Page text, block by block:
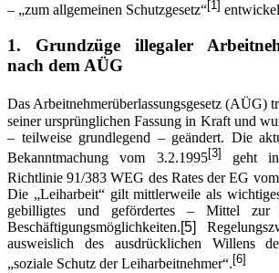
– „zum allgemeinen Schutzgesetz“[1]
1. Grundzüge illegaler
nach dem AÜG
Das Arbeitnehmerüberlassungsgesetz (AÜG)
seiner ursprünglichen Fassung in Kraft und
– teilweise grundlegend – geändert. Die
Bekanntmachung vom 3.2.1995[3]
geht
Richtlinie 91/383 WEG des Rates der EG
Die „Leiharbeit“ gilt mittlerweile als
gebilligtes und gefördertes – Mittel zur
Beschäftigungsmöglichkeiten.[5]
ausweislich des ausdrücklichen Willens
„soziale Schutz der Leiharbeitnehmer“. [6]